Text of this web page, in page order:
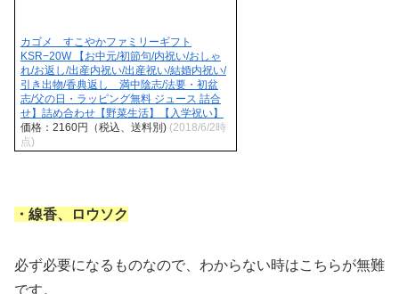
カゴメ すこやかファミリーギフト
KSR−20W 【お中元/初節句/内祝い/おしゃ
れ/お返し/出産内祝い/出産祝い/結婚内祝い/
引き出物/香典返し 満中陰志/法要・初盆
志/父の日・ラッピング無料 ジュース 詰合
せ】詰め合わせ【野菜生活】【入学祝い】
価格：2160円（税込、送料別) (2018/6/2時
点)
・線香、ロウソク
必ず必要になるものなので、わからない時はこちらが無難
です。